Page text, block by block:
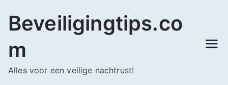
naar
inhoud
Beveiligingtips.co
m
Alles voor een veilige nachtrust!